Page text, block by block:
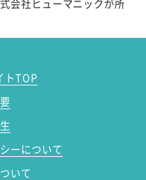
会社ヒューマニックが所
トTOP
ーについて
いて